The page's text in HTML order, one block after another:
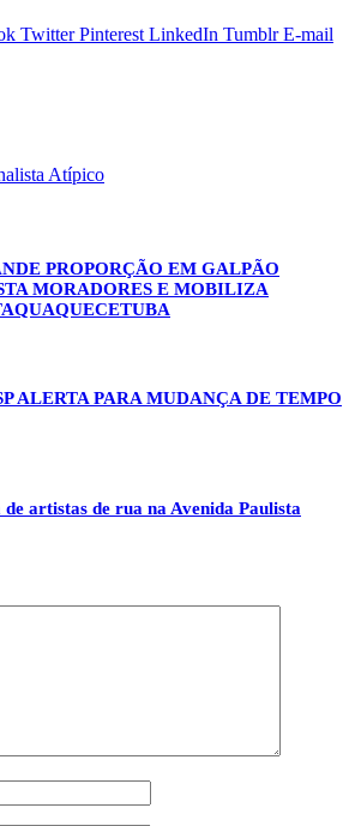
Twitter Pinterest LinkedIn Tumblr E-mail
Atípico
PROPORÇÃO EM GALPÃO
MORADORES E MOBILIZA
ALERTA PARA MUDANÇA DE TEMPO
artistas de rua na Avenida Paulista